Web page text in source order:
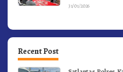
31/01/2026
Recent Post